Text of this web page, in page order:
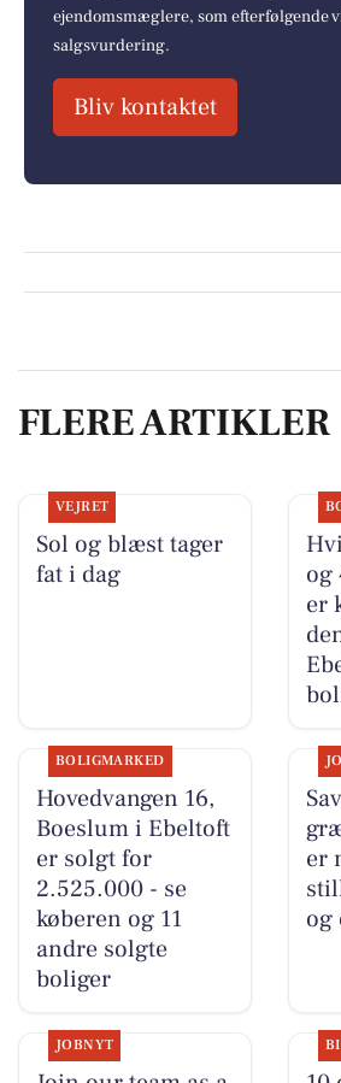
ejendomsmæglere, som efterfølgende
salgsvurdering.
Bliv kontaktet
FLERE ARTIKLER
VEJRET
Sol og blæst tager
fat i dag
og
er
BOLIGMARKED
Hovedvangen 16,
Boeslum i Ebeltoft
er solgt for
2.525.000 - se
køberen og 11
andre solgte
boliger
er
og
JOBNYT